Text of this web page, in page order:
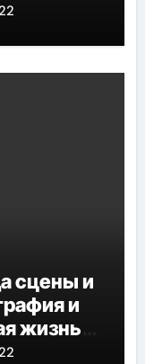
сцены и
и
жизнь